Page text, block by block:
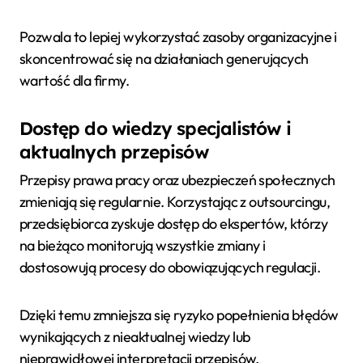
Pozwala to lepiej wykorzystać zasoby organizacyjne i
skoncentrować się na działaniach generujących
wartość dla firmy.
Dostęp do wiedzy specjalistów i
aktualnych przepisów
Przepisy prawa pracy oraz ubezpieczeń społecznych
zmieniają się regularnie. Korzystając z outsourcingu,
przedsiębiorca zyskuje dostęp do ekspertów, którzy
na bieżąco monitorują wszystkie zmiany i
dostosowują procesy do obowiązujących regulacji.
Dzięki temu zmniejsza się ryzyko popełnienia błędów
wynikających z nieaktualnej wiedzy lub
nieprawidłowej interpretacji przepisów.